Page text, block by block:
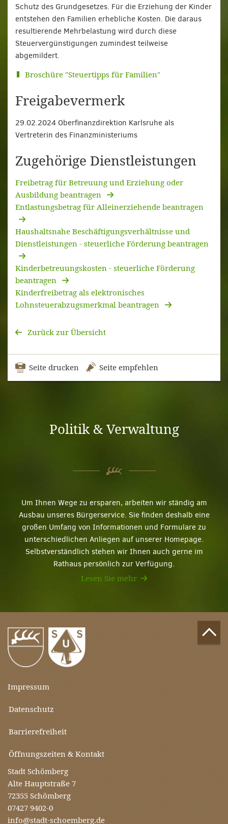
Schutz des Grundgesetzes. Für die Erziehung der Kinder
entstehen den Familien erhebliche Kosten. Die daraus
resultierende Mehrbelastung wird durch diese
Steuervergünstigungen zumindest teilweise
abgemildert.
Broschüre "Steuertipps für Familien"
Freigabevermerk
29.02.2024 Oberfinanzdirektion Karlsruhe als
Vertreterin des Finanzministeriums
Zugehörige Dienstleistungen
Freibetrag für Betreuung und Erziehung oder
Ausbildung beantragen
Entlastungsbetrag für Alleinerziehende beantragen
Haushaltsnahe Beschäftigungsverhältnisse und
Dienstleistungen - steuerliche Förderung beantragen
Kinderbetreuungskosten - steuerliche Förderung
beantragen
Kinderfreibetrag als elektronisches
Lohnsteuerabzugsmerkmal beantragen
Zurück zur Übersicht
Seite drucken Seite empfehlen
Politik & Verwaltung
Um Ihnen Wege zu ersparen, arbeiten wir ständig am
Ausbau unseres Bürgerservice. Sie finden deshalb eine
großen Umfang von Informationen und Formulare zu
unterschiedlichen Anliegen auf unserer Homepage.
Selbstverständlich stehen wir Ihnen auch gerne im
Rathaus persönlich zur Verfügung.
Lesen Sie mehr
Impressum
Datenschutz
Barrierefreiheit
Öffnungszeiten & Kontakt
Stadt Schömberg
Alte Hauptstraße 7
72355 Schömberg
07427 9402-0
info@stadt-schoemberg.de